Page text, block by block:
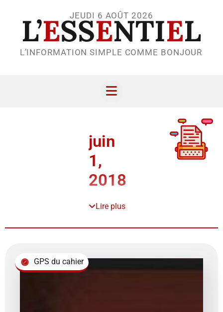
JEUDI 6 AOÛT 2026
L’ESSENTIEL
L’INFORMATION SIMPLE COMME BONJOUR
juin
1,
2018
Lire plus
GPS du cahier